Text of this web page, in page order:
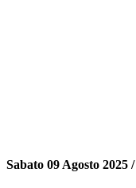
Sabato 09 Agosto 2025 /